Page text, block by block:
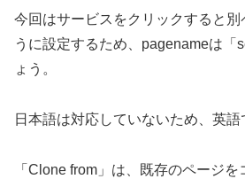
今回はサービスをクリックすると別
うに設定するため、pagenameは「
ょう。
日本語は対応していないため、英語
「Clone from」は、既存のページ